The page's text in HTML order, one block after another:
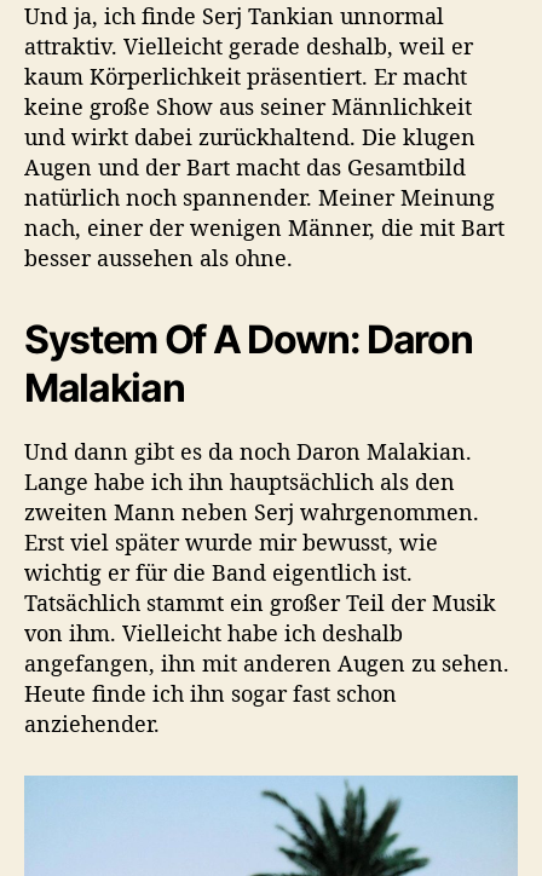
Und ja, ich finde Serj Tankian unnormal
attraktiv. Vielleicht gerade deshalb, weil er
kaum Körperlichkeit präsentiert. Er macht
keine große Show aus seiner Männlichkeit
und wirkt dabei zurückhaltend. Die klugen
Augen und der Bart macht das Gesamtbild
natürlich noch spannender. Meiner Meinung
nach, einer der wenigen Männer, die mit Bart
besser aussehen als ohne.
System Of A Down: Daron
Malakian
Und dann gibt es da noch Daron Malakian.
Lange habe ich ihn hauptsächlich als den
zweiten Mann neben Serj wahrgenommen.
Erst viel später wurde mir bewusst, wie
wichtig er für die Band eigentlich ist.
Tatsächlich stammt ein großer Teil der Musik
von ihm. Vielleicht habe ich deshalb
angefangen, ihn mit anderen Augen zu sehen.
Heute finde ich ihn sogar fast schon
anziehender.